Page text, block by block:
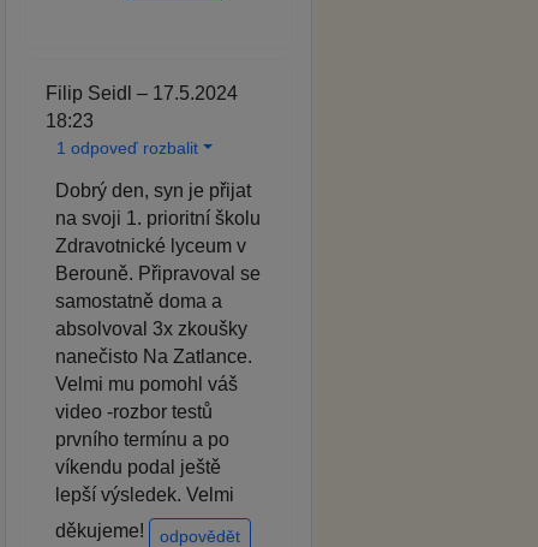
Filip Seidl – 17.5.2024
18:23
1 odpoveď rozbalit
Dobrý den, syn je přijat
na svoji 1. prioritní školu
Zdravotnické lyceum v
Berouně. Připravoval se
samostatně doma a
absolvoval 3x zkoušky
nanečisto Na Zatlance.
Velmi mu pomohl váš
video -rozbor testů
prvního termínu a po
víkendu podal ještě
lepší výsledek. Velmi
děkujeme!
odpovědět